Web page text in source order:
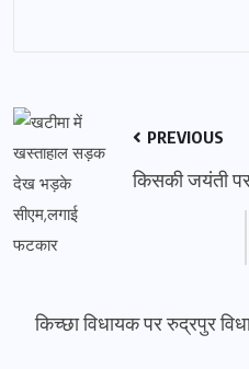
PREVIOUS
किसकी जयंती
किच्छा विधायक पर रुद्रपुर